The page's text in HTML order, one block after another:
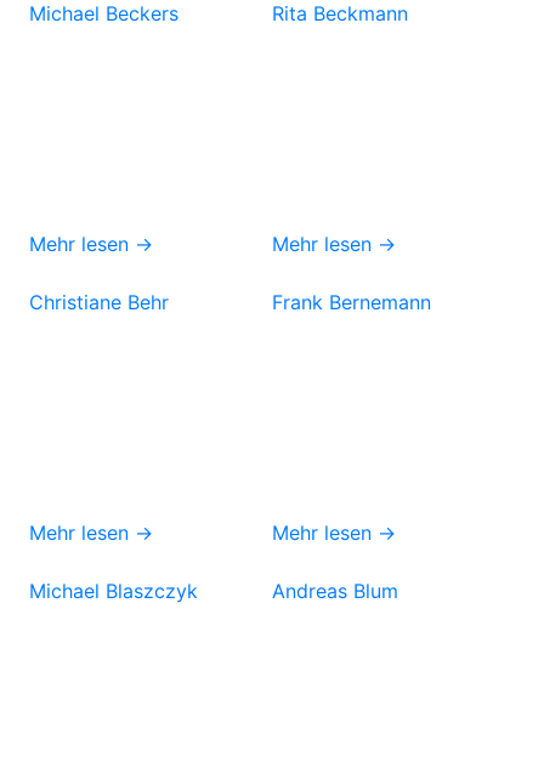
Michael Beckers
Mehr lesen →
Rita Beckmann
Mehr lesen →
Christiane Behr
Mehr lesen →
Frank Bernemann
Mehr lesen →
Michael Blaszczyk Andreas Blum